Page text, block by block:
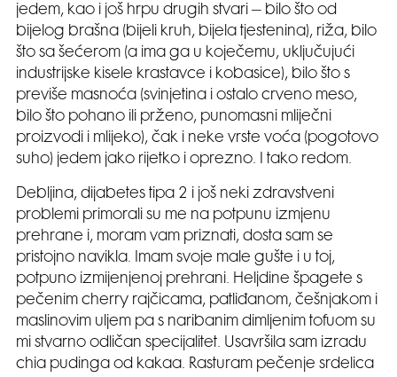
jedem, kao i još hrpu drugih stvari – bilo što od
bijelog brašna (bijeli kruh, bijela tjestenina), riža, bilo
što sa šećerom (a ima ga u koječemu, uključujući
industrijske kisele krastavce i kobasice), bilo što s
previše masnoća (svinjetina i ostalo crveno meso,
bilo što pohano ili prženo, punomasni mliječni
proizvodi i mlijeko), čak i neke vrste voća (pogotovo
suho) jedem jako rijetko i oprezno. I tako redom.
Debljina, dijabetes tipa 2 i još neki zdravstveni
problemi primorali su me na potpunu izmjenu
prehrane i, moram vam priznati, dosta sam se
pristojno navikla. Imam svoje male gušte i u toj,
potpuno izmijenjenoj prehrani. Heljdine špagete s
pečenim cherry rajčicama, patliđanom, češnjakom i
maslinovim uljem pa s naribanim dimljenim tofuom su
mi stvarno odličan specijalitet. Usavršila sam izradu
chia pudinga od kakaa. Rasturam pečenje srdelica